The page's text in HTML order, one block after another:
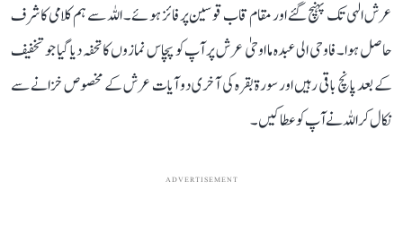
عرش الٰہی تک پہنچ گئے اور مقام قاب قوسین پر فائز ہوئے۔ اللہ سے ہم کلامی کا شرف
حاصل ہوا۔ فاوحی الی عبدہ ما اوحیٰ عرش پر آپ کو پچاس نمازوں کا تحفہ دیا گیا جو تخفیف
کے بعد پانچ باقی رہیں اور سورة بقرہ کی آخری دو آیات عرش کے مخصوص خزانے سے
نکال کر اللہ نے آپ کو عطا کیں۔
ADVERTISEMENT